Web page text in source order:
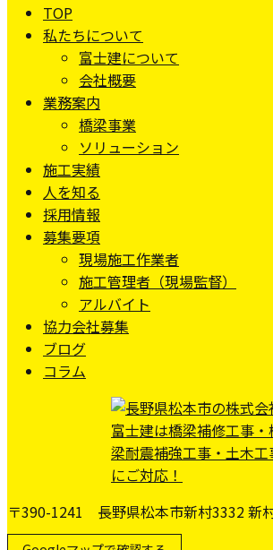
TOP
私たちについて
富士建について
会社概要
業務案内
橋梁事業
ソリューション
施工実績
人を知る
採用情報
募集要項
現場施工作業者
施工管理者（現場監督）
アルバイト
協力会社募集
ブログ
コラム
〒390-1241 長野県松本市新村3332 新